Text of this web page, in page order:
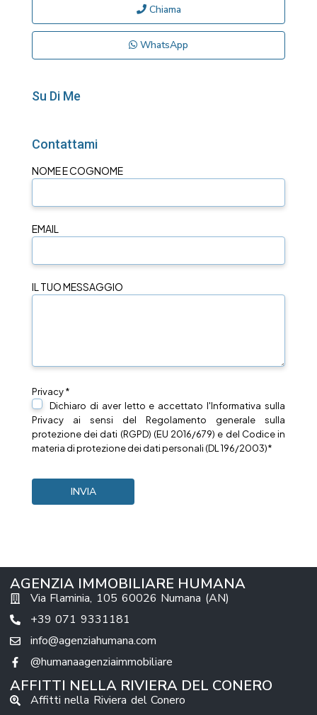
Chiama
WhatsApp
Su Di Me
Contattami
NOME E COGNOME
EMAIL
IL TUO MESSAGGIO
Privacy *
Dichiaro di aver letto e accettato l'Informativa sulla
Privacy ai sensi del Regolamento generale sulla
protezione dei dati (RGPD) (EU 2016/679) e del Codice in
materia di protezione dei dati personali (DL 196/2003)*
AGENZIA IMMOBILIARE HUMANA
Via Flaminia, 105 60026 Numana (AN)
+39 071 9331181
info@agenziahumana.com
@humanaagenziaimmobiliare
AFFITTI NELLA RIVIERA DEL CONERO
Affitti nella Riviera del Conero